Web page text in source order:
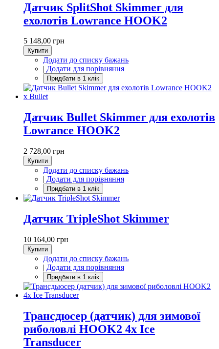
Датчик SplitShot Skimmer для
ехолотів Lowrance HOOK2
5 148,00 грн
Купити
Додати до списку бажань
| Додати для порівняння
Датчик Bullet Skimmer для ехолотів
Lowrance HOOK2
2 728,00 грн
Купити
Додати до списку бажань
| Додати для порівняння
Датчик TripleShot Skimmer
10 164,00 грн
Купити
Додати до списку бажань
| Додати для порівняння
Трансдюсер (датчик) для зимової
риболовлі HOOK2 4x Ice
Transducer